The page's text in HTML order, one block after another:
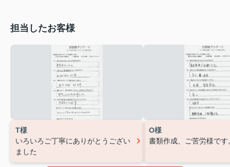
担当したお客様
T様
いろいろご丁寧にありがとうござい
ました
O様
書類作成、ご苦労様です